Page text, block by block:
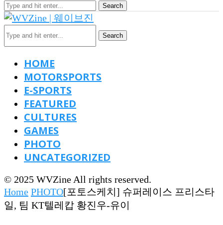
Search
Search
HOME
MOTORSPORTS
E-SPORTS
FEATURED
CULTURES
GAMES
PHOTO
UNCATEGORIZED
© 2025 WVZine All rights reserved.
Home PHOTO[포토스케치] 슈퍼레이스 프리스타
일, 팀 KT텔레캅 황진우-유이